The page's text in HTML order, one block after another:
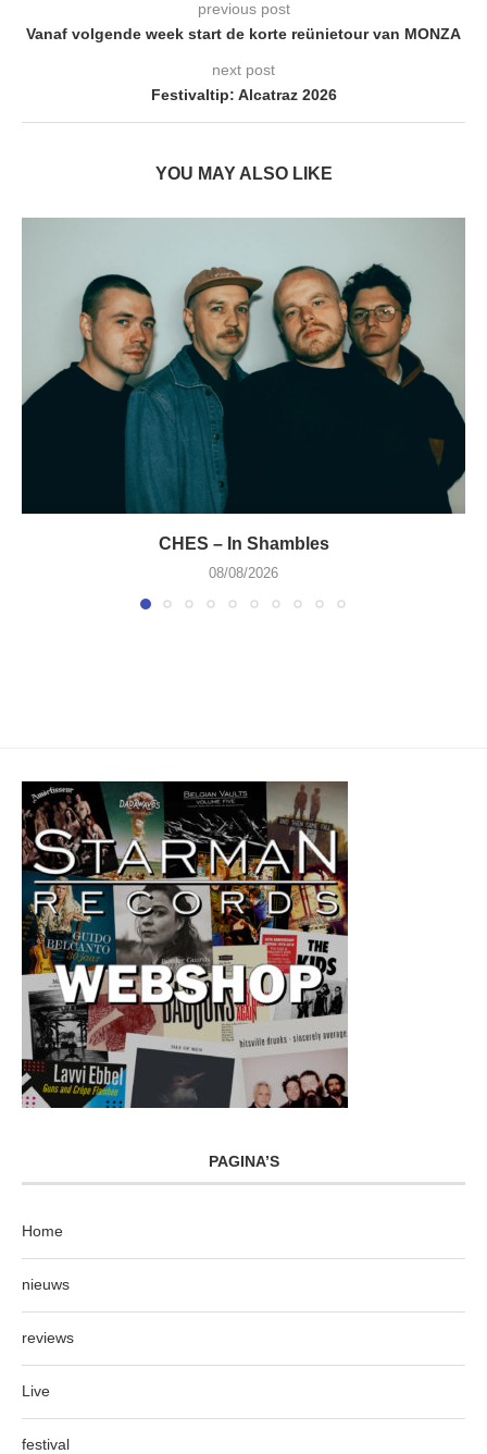
previous post
Vanaf volgende week start de korte reünietour van MONZA
next post
Festivaltip: Alcatraz 2026
YOU MAY ALSO LIKE
CHES – In Shambles
08/08/2026
PAGINA’S
Home
nieuws
reviews
Live
festival